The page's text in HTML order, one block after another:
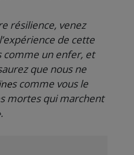
résilience, venez
de cette
comme un enfer, et
que nous ne
s comme vous le
mortes qui marchent